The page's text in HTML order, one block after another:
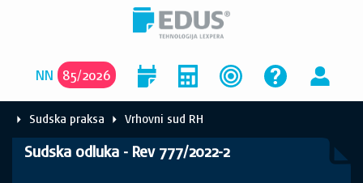
NN 85/2026
Sudska praksa Vrhovni sud RH
Sudska odluka - Rev 777/2022-2